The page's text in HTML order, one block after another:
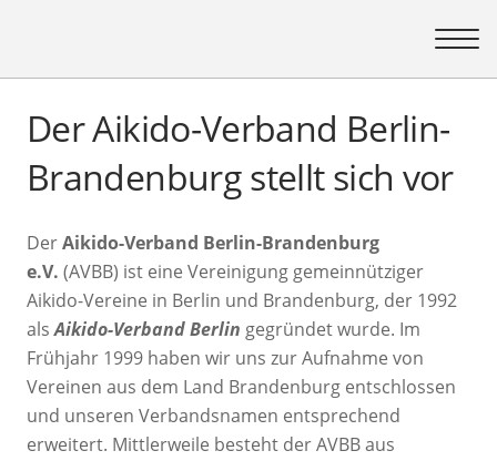
Der Aikido-Verband Berlin-
Brandenburg stellt sich vor
DerAikido-Verband Berlin-Brandenburg
e.V. (AVBB) ist eine Vereinigung gemeinnütziger
Aikido-Vereine in Berlin und Brandenburg, der 1992
alsAikido-Verband Berlin gegründet wurde. Im
Frühjahr 1999 haben wir uns zur Aufnahme von
Vereinen aus dem Land Brandenburg entschlossen
und unseren Verbandsnamen entsprechend
erweitert. Mittlerweile besteht der AVBB aus